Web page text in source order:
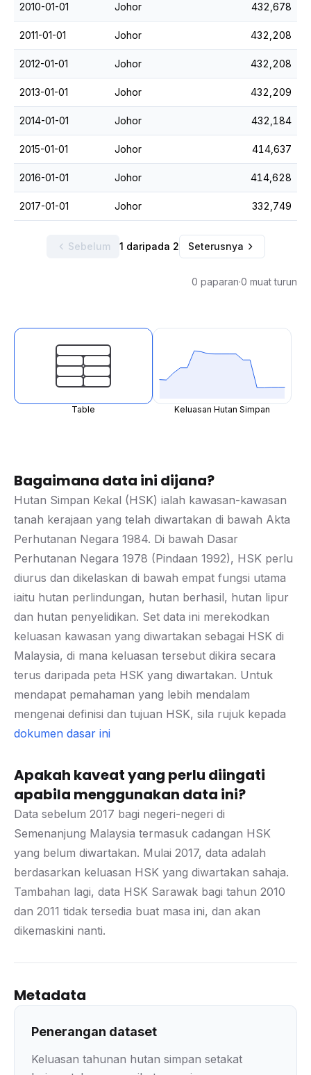
2010-01-01 Johor 432,678
2011-01-01 Johor 432,208
2012-01-01 Johor 432,208
2013-01-01 Johor 432,209
2014-01-01 Johor 432,184
2015-01-01 Johor 414,637
2016-01-01 Johor 414,628
2017-01-01 Johor 332,749
Sebelum 1 daripada 2 Seterusnya
0 paparan·0 muat turun
Table Keluasan Hutan Simpan
Bagaimana data ini dijana?
Hutan Simpan Kekal (HSK) ialah kawasan-kawasan
tanah kerajaan yang telah diwartakan di bawah Akta
Perhutanan Negara 1984. Di bawah Dasar
Perhutanan Negara 1978 (Pindaan 1992), HSK perlu
diurus dan dikelaskan di bawah empat fungsi utama
iaitu hutan perlindungan, hutan berhasil, hutan lipur
dan hutan penyelidikan. Set data ini merekodkan
keluasan kawasan yang diwartakan sebagai HSK di
Malaysia, di mana keluasan tersebut dikira secara
terus daripada peta HSK yang diwartakan. Untuk
mendapat pemahaman yang lebih mendalam
mengenai definisi dan tujuan HSK, sila rujuk kepada
dokumen dasar ini
Apakah kaveat yang perlu diingati
apabila menggunakan data ini?
Data sebelum 2017 bagi negeri-negeri di
Semenanjung Malaysia termasuk cadangan HSK
yang belum diwartakan. Mulai 2017, data adalah
berdasarkan keluasan HSK yang diwartakan sahaja.
Tambahan lagi, data HSK Sarawak bagi tahun 2010
dan 2011 tidak tersedia buat masa ini, dan akan
dikemaskini nanti.
Metadata
Penerangan dataset
Keluasan tahunan hutan simpan setakat